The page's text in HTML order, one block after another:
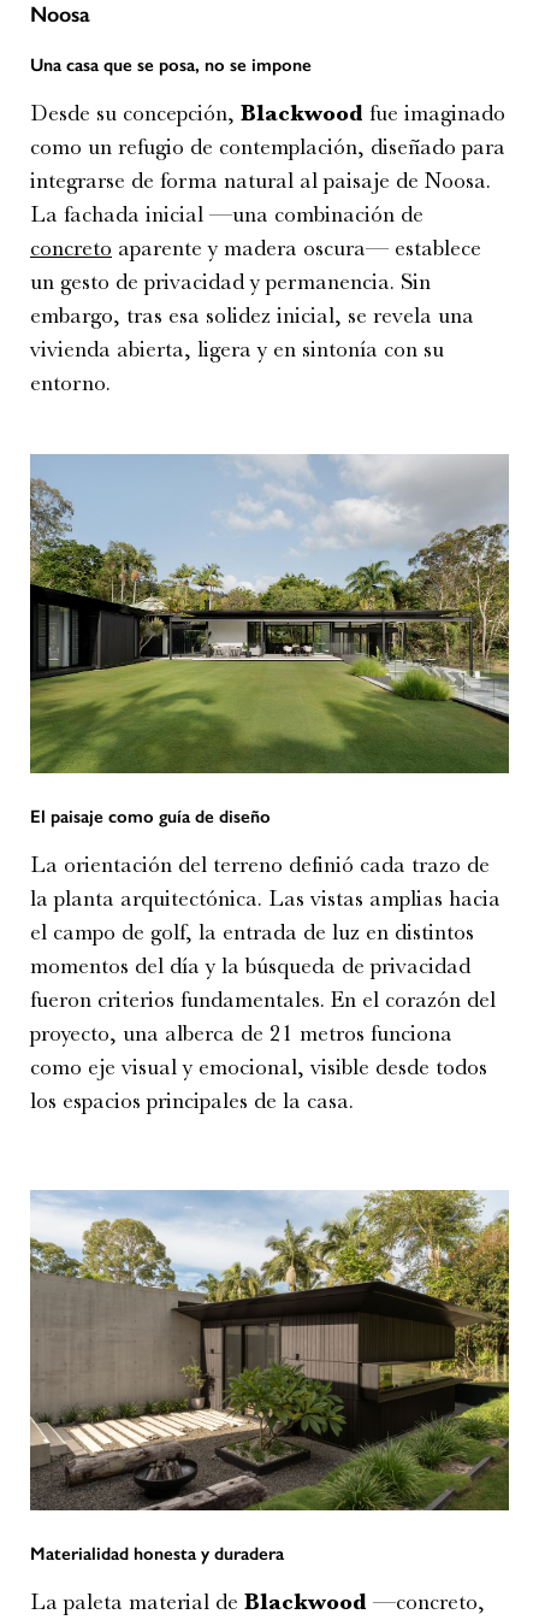
Noosa
Una casa que se posa, no se impone
Desde su concepción, Blackwood fue imaginado
como un refugio de contemplación, diseñado para
integrarse de forma natural al paisaje de Noosa.
La fachada inicial —una combinación de
concreto aparente y madera oscura— establece
un gesto de privacidad y permanencia. Sin
embargo, tras esa solidez inicial, se revela una
vivienda abierta, ligera y en sintonía con su
entorno.
El paisaje como guía de diseño
La orientación del terreno definió cada trazo de
la planta arquitectónica. Las vistas amplias hacia
el campo de golf, la entrada de luz en distintos
momentos del día y la búsqueda de privacidad
fueron criterios fundamentales. En el corazón del
proyecto, una alberca de 21 metros funciona
como eje visual y emocional, visible desde todos
los espacios principales de la casa.
Materialidad honesta y duradera
La paleta material de Blackwood —concreto,